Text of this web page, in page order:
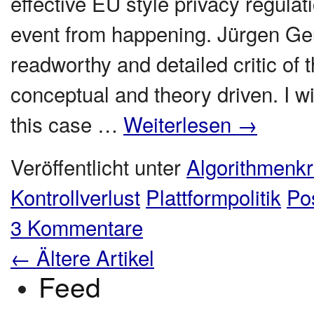
event from happening. Jürgen
readworthy and detailed critic of
conceptual and theory driven. I
this case … Weiterlesen →
Veröffentlicht unter
Kontrollverlust Plattformpolitik
3 Kommentare
← Ältere Artikel
Feed